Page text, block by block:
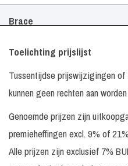
Brace
Tape optreden
Brace & Jeffrey
Heesen
30
minuten
Broederliefde 30
minuten
Brownie Dutch In
overleg
Toelichting prijslijst
Tussentijdse prijswijzigingen
kunnen geen rechten aan
Genoemde prijzen zijn
premieheffingen excl. 9% of
Alle prijzen zijn exclusief 7%